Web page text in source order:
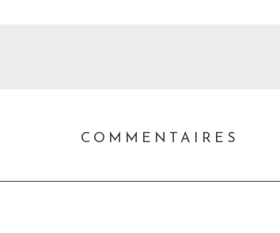
COMMENTAIRES